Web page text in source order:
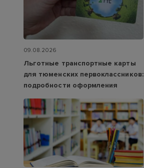
09.08.2026
Льготные транспортные карты
для тюменских первоклассников:
подробности оформления